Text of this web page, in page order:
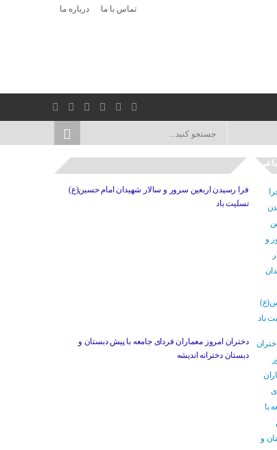
تماس با ما درباره ما
فرا رسیدن اربعین سرور و سالار شهیدان امام حسین(ع)
تسلیت باد
دختران امروز معماران فردای جامعه با پیش دبستان و
دبستان دخترانه اندیشه